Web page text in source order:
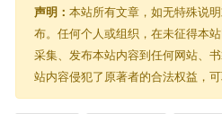
声明： 本站所有文章，如无特殊说
布。任何个人或组织，在未征得本
采集、发布本站内容到任何网站、
站内容侵犯了原著者的合法权益，可